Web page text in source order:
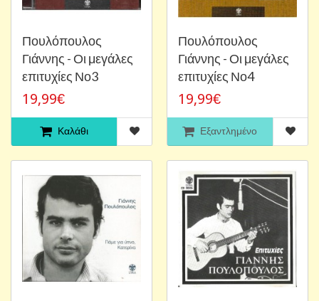
Πουλόπουλος
Γιάννης - Οι μεγάλες
επιτυχίες Νο3
19,99€
Καλάθι
Πουλόπουλος
Γιάννης - Οι μεγάλες
επιτυχίες Νο4
19,99€
Εξαντλημένο